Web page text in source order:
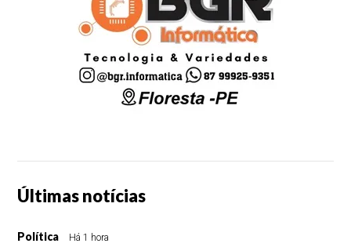
Últimas notícias
Política Há 1 hora